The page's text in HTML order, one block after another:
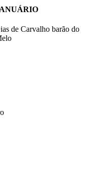
de Carvalho barão do